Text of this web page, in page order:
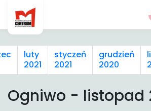
luty
2021
styczeń
2021
grudzień
2020
Ogniwo - listopad